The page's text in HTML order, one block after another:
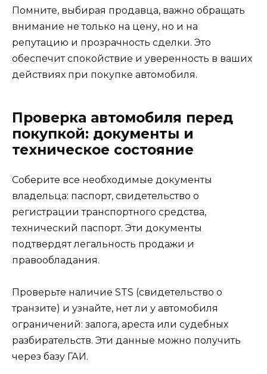
Помните, выбирая продавца, важно обращать
внимание не только на цену, но и на
репутацию и прозрачность сделки. Это
обеспечит спокойствие и уверенность в ваших
действиях при покупке автомобиля.
Проверка автомобиля перед
покупкой: документы и
техническое состояние
Соберите все необходимые документы
владельца: паспорт, свидетельство о
регистрации транспортного средства,
технический паспорт. Эти документы
подтвердят легальность продажи и
правообладания.
Проверьте наличие STS (свидетельство о
транзите) и узнайте, нет ли у автомобиля
ограничений: залога, ареста или судебных
разбирательств. Эти данные можно получить
через базу ГАИ.